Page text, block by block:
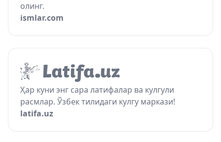
олинг.
ismlar.com
Ҳар куни энг сара латифалар ва кулгули
расмлар. Ўзбек тилидаги кулгу маркази!
latifa.uz